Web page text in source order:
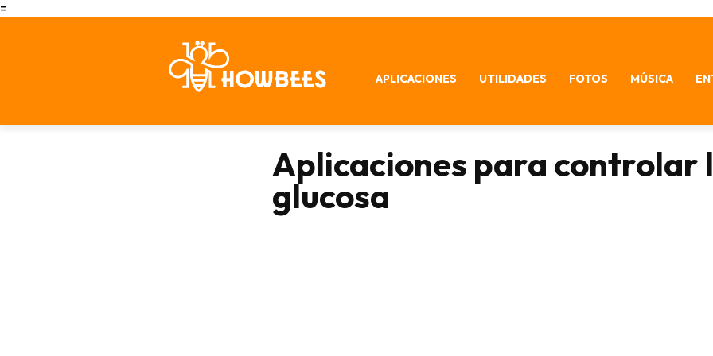
=
APLICACIONES UTILIDADES FOTOS MÚSICA
Aplicaciones para controlar
glucosa